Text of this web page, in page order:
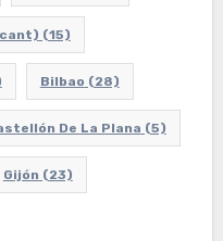
(15)
Bilbao (28)
De La Plana (5)
Gijón (23)